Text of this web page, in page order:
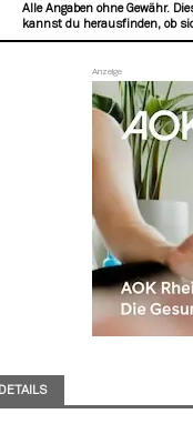
Alle Angaben ohne Gewähr.
kannst du herausfinden, ob
DETAILS